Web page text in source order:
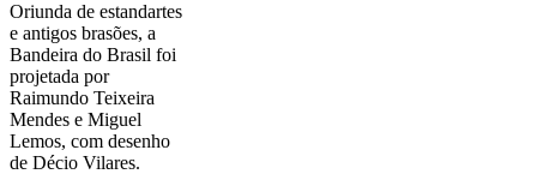
Oriunda de estandartes
e antigos brasões, a
Bandeira do Brasil foi
projetada por
Raimundo Teixeira
Mendes e Miguel
Lemos, com desenho
de Décio Vilares.